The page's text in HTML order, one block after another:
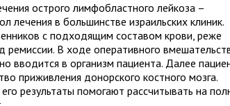
острого лимфобластного лейкоза –
лечения в большинстве израильских клиник.
с подходящим составом крови, реже
ремиссии. В ходе оперативного
вводится в организм пациента. Далее
приживления донорского костного мозга.
результаты помогают рассчитывать на